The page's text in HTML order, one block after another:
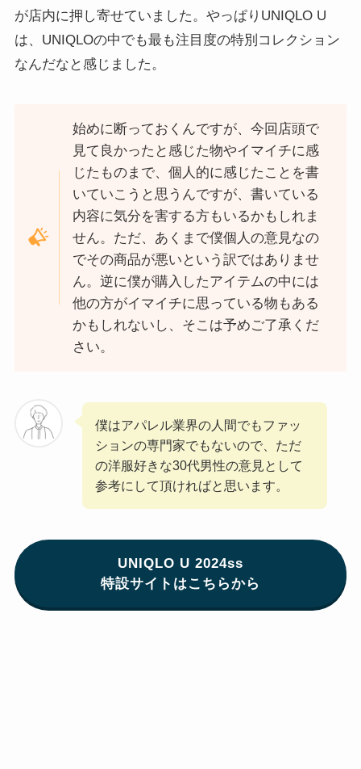
が店内に押し寄せていました。やっぱりUNIQLO U
は、UNIQLOの中でも最も注目度の特別コレクション
なんだなと感じました。
始めに断っておくんですが、今回店頭で
見て良かったと感じた物やイマイチに感
じたものまで、個人的に感じたことを書
いていこうと思うんですが、書いている
内容に気分を害する方もいるかもしれま
せん。ただ、あくまで僕個人の意見なの
でその商品が悪いという訳ではありませ
ん。逆に僕が購入したアイテムの中には
他の方がイマイチに思っている物もある
かもしれないし、そこは予めご了承くだ
さい。
僕はアパレル業界の人間でもファッ
ションの専門家でもないので、ただ
の洋服好きな30代男性の意見として
参考にして頂ければと思います。
UNIQLO U 2024ss
特設サイトはこちらから